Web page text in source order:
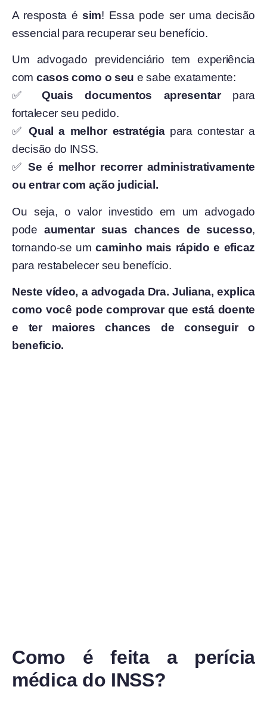
A resposta ésim! Essa pode ser uma decisão
essencial para recuperar seu benefício.
Um advogado previdenciário tem experiência
com casos como o seu e sabe exatamente:
✅Quais documentos apresentarpara
fortalecer seu pedido.
✅Qual a melhor estratégiapara contestar a
decisão do INSS.
✅Se é melhor recorrer administrativamente
ou entrar com ação judicial.
Ou seja, o valor investido em um advogado
pode aumentar suas chances de sucesso,
tornando-se umcaminho mais rápido e eficaz
para restabelecer seu benefício.
Neste vídeo, a advogada Dra. Juliana, explica
como você pode comprovar que está doente
e ter maiores chances de conseguir o
beneficio.
Como é feita a perícia
médica do INSS?